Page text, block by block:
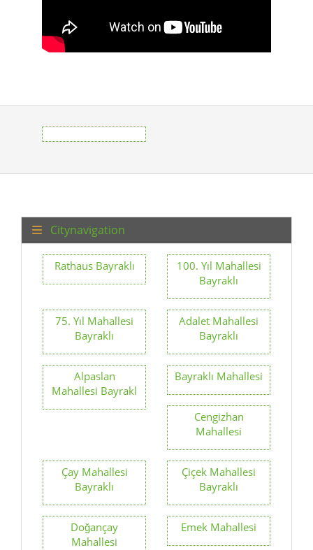
Citynavigation
Rathaus Bayraklı
100. Yıl Mahallesi
Bayraklı
75. Yıl Mahallesi
Bayraklı
Adalet Mahallesi
Bayraklı
Alpaslan
Mahallesi Bayrakl
Bayraklı Mahallesi
Cengizhan
Mahallesi
Çay Mahallesi
Bayraklı
Çiçek Mahallesi
Bayraklı
Doğançay
Mahallesi
Emek Mahallesi